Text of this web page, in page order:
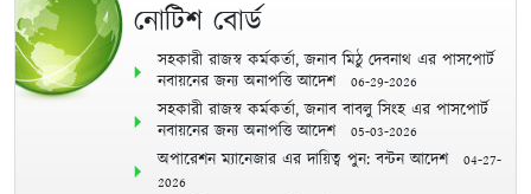
নোটিশ বোর্ড
সহকারী রাজস্ব কর্মকর্তা, জনাব মিঠু দেবনাথ এর পাসপোর্ট
নবায়নের জন্য অনাপত্তি আদেশ
06-29-2026
সহকারী রাজস্ব কর্মকর্তা, জনাব বাবলু সিংহ এর পাসপোর্ট
নবায়নের জন্য অনাপত্তি আদেশ
05-03-2026
অপারেশন ম্যানেজার এর দায়িত্ব পুন: বন্টন আদেশ
04-27-
2026